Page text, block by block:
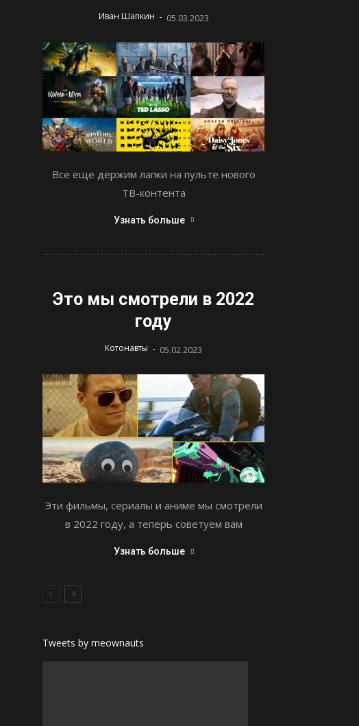
Иван Шапкин - 05.03.2023
Все еще держим лапки на пульте нового
ТВ-контента
Узнать больше
Это мы смотрели в 2022
году
Котонавты - 05.02.2023
Эти фильмы, сериалы и аниме мы смотрели
в 2022 году, а теперь советуем вам
Узнать больше
Tweets by meownauts